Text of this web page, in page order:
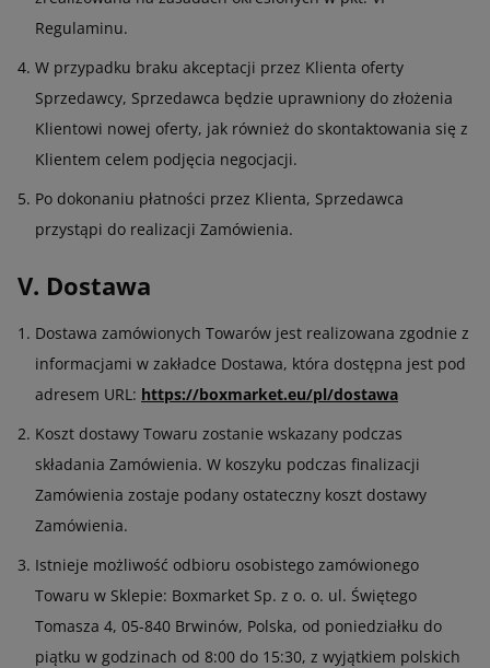
Regulaminu.
W przypadku braku akceptacji przez Klienta oferty
Sprzedawcy, Sprzedawca będzie uprawniony do złożenia
Klientowi nowej oferty, jak również do skontaktowania się z
Klientem celem podjęcia negocjacji.
Po dokonaniu płatności przez Klienta, Sprzedawca
przystąpi do realizacji Zamówienia.
V. Dostawa
Dostawa zamówionych Towarów jest realizowana zgodnie z
informacjami w zakładce Dostawa, która dostępna jest pod
adresem URL: https://boxmarket.eu/pl/dostawa
Koszt dostawy Towaru zostanie wskazany podczas
składania Zamówienia. W koszyku podczas finalizacji
Zamówienia zostaje podany ostateczny koszt dostawy
Zamówienia.
Istnieje możliwość odbioru osobistego zamówionego
Towaru w Sklepie: Boxmarket Sp. z o. o. ul. Świętego
Tomasza 4, 05-840 Brwinów, Polska, od poniedziałku do
piątku w godzinach od 8:00 do 15:30, z wyjątkiem polskich